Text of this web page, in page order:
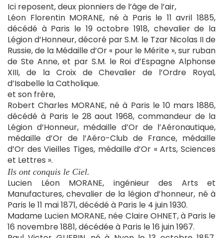
Ici reposent, deux pionniers de l’âge de l’air,
Léon Florentin MORANE, né à Paris le 11 avril 1885,
décédé à Paris le 19 octobre 1918, chevalier de la
Légion d’Honneur, décoré par S.M. le Tzar Nicolas II de
Russie, de la Médaille d’Or « pour le Mérite », sur ruban
de Ste Anne, et par S.M. le Roi d’Espagne Alphonse
XIII, de la Croix de Chevalier de l’Ordre Royal,
d’Isabelle la Catholique.
et son frère,
Robert Charles MORANE, né à Paris le 10 mars 1886,
décédé à Paris le 28 aout 1968, commandeur de la
Légion d’Honneur, médaille d’Or de l’Aéronautique,
médaille d’Or de l’Aéro-Club de France, médaille
d’Or des Vieilles Tiges, médaille d’Or « Arts, Sciences
et Lettres ».
Ils ont conquis le Ciel.
Lucien Léon MORANE, ingénieur des Arts et
Manufactures, chevalier de la légion d’honneur, né à
Paris le 11 mai 1871, décédé à Paris le 4 juin 1930.
Madame Lucien MORANE, née Claire OHNET, à Paris le
16 novembre 1881, décédée à Paris le 16 juin 1967.